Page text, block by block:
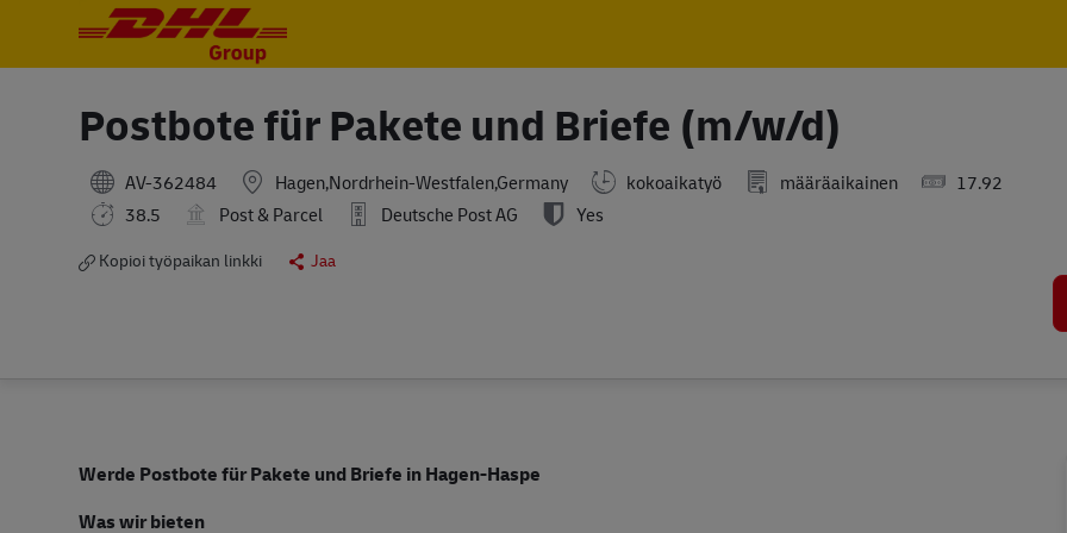
Postbote für Pakete und Briefe (m/w/d)
AV-362484 Hagen,Nordrhein-Westfalen,Germany kokoaikatyö määräaikainen
17.92
38.5
Post & Parcel Deutsche Post AG Yes
Kopioi työpaikan linkki
Jaa
Werde Postbote für Pakete und Briefe in Hagen-Haspe
Was wir bieten